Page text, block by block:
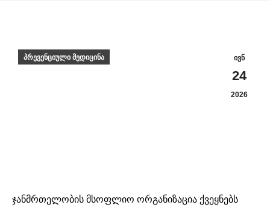
ივნ
24
2026
პრევენციული მედიცინა
ჯანმრთელობის მსოფლიო ორგანიზაცია ქვეყნებს